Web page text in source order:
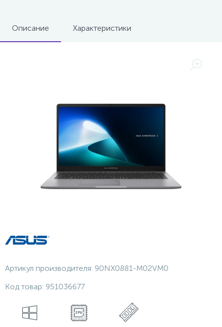
Описание Характеристики
Артикул производителя: 90NX0881-M02VM0
Код товар: 951036677